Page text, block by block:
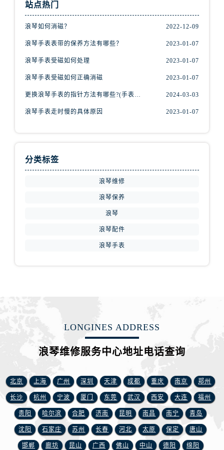
江苏省常州市新北区龙锦路1590号现代传媒中心5号楼10层1008室浪琴售后服务中心（需提前预约）
山东省德州市德城区东风中路浪琴售后服务中心（需提前预约）
山东省东营市东营区济南路浪琴售后服务中心（需提前预约）
山东省济南市历下区经十路11111号华润中心写字楼（万象城）15层1508室浪琴售后服务中心（需提前预约）
山东省济宁市任城区太白楼路浪琴售后服务中心（需提前预约）
山东省莱芜市文化南路8号银座商城名表维修一楼名表维修浪琴售后服务中心（需提前预约）
山东省临沂市兰山区解放路浪琴售后服务中心（需提前预约）
站点热门
浪琴如何消磁？ 2022-12-09
浪琴手表表带的保养方法有哪些？ 2023-01-07
浪琴手表受磁如何处理 2023-01-07
浪琴手表受磁如何正确消磁 2023-01-07
更换浪琴手表的指针方法有哪些?(手表指针的种类?) 2024-03-03
浪琴手表走时慢的具体原因 2023-01-07
分类标签
浪琴维修
浪琴保养
浪琴
浪琴配件
浪琴手表
LONGINES ADDRESS
浪琴维修服务中心地址电话查询
北京 上海 广州 深圳 天津 成都 重庆 南京 郑州
长沙 杭州 宁波 厦门 东莞 武汉 西安 大连 福州
贵阳 哈尔滨 合肥 济南 昆明 南昌 南宁 青岛
沈阳 石家庄 苏州 长春 河北 太原 保定 唐山
邯郸 廊坊 昆山 广西 佛山 中山 德阳 绵阳